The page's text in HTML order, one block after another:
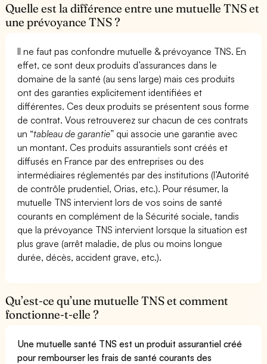
Quelle est la différence entre une mutuelle TNS et
une prévoyance TNS ?
Il ne faut pas confondre mutuelle & prévoyance TNS. En
effet, ce sont deux produits d’assurances dans le
domaine de la santé (au sens large) mais ces produits
ont des garanties explicitement identifiées et
différentes. Ces deux produits se présentent sous forme
de contrat. Vous retrouverez sur chacun de ces contrats
un “tableau de garantie” qui associe une garantie avec
un montant. Ces produits assurantiels sont créés et
diffusés en France par des entreprises ou des
intermédiaires réglementés par des institutions (l’Autorité
de contrôle prudentiel, Orias, etc.). Pour résumer, la
mutuelle TNS intervient lors de vos soins de santé
courants en complément de la Sécurité sociale, tandis
que la prévoyance TNS intervient lorsque la situation est
plus grave (arrêt maladie, de plus ou moins longue
durée, décès, accident grave, etc.).
Qu’est-ce qu’une mutuelle TNS et comment
fonctionne-t-elle ?
Une mutuelle santé TNS est un produit assurantiel créé
pour rembourser les frais de santé courants des